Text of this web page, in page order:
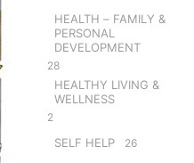
HEALTH – FAMILY &
PERSONAL
DEVELOPMENT
28
HEALTHY LIVING &
WELLNESS
2
SELF HELP 26